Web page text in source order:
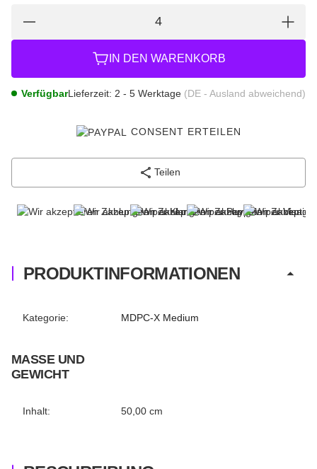
IN DEN WARENKORB
VerfügbarLieferzeit: 2 - 5 Werktage (DE - Ausland abweichend)
CONSENT ERTEILEN
Teilen
PRODUKTINFORMATIONEN
Produkteigenschaft
Wert
Kategorie: MDPC-X Medium
MASSE UND G
EWICHT
Inhalt: 50,00 cm